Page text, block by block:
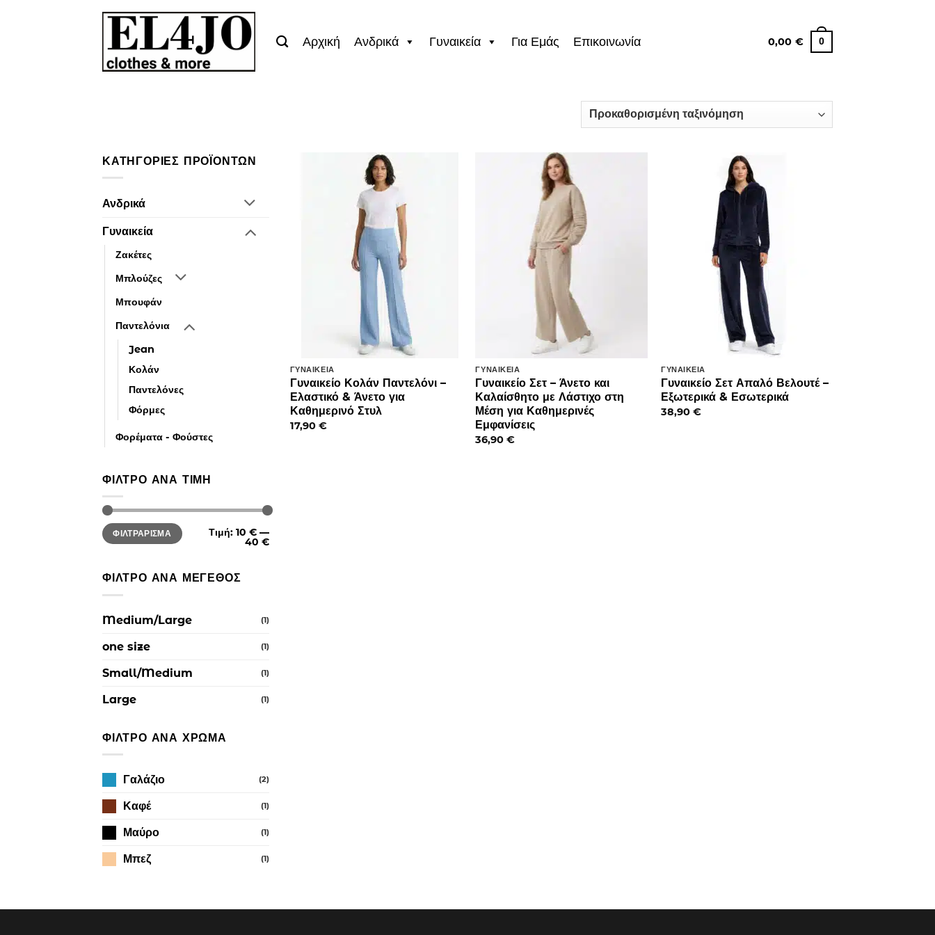
Αρχική Ανδρικά Γυναικεία Για Εμάς Επικοινωνία 0,00€ 0
ΚΑΤΗΓΟΡΊΕΣ ΠΡΟΪΌΝΤΩΝ
Ανδρικά
Γυναικεία
Ζακέτες
Μπλούζες
Μπουφάν
Παντελόνια
Jean
Κολάν
Παντελόνες
Φόρμες
Φορέματα - Φούστες
ΦΊΛΤΡΟ ΑΝΆ ΤΙΜΉ
Ελάχιστη
τιμή
Μέγιστη
τιμήΦΙΛΤΡΆΡΙΣΜΑ Τιμή: 10 € —
40 €
ΦΊΛΤΡΟ ΑΝΆ ΜΈΓΕΘΟΣ
Medium/Large (1)
one size (1)
Small/Medium (1)
Large (1)
ΦΊΛΤΡΟ ΑΝΆ ΧΡΏΜΑ
Γαλάζιο (2)
Καφέ (1)
Μαύρο (1)
Μπεζ (1)
ΓΥΝΑΙΚΕΊΑ
Γυναικείο Κολάν Παντελόνι –
Ελαστικό & Άνετο για
Καθημερινό Στυλ
17,90 €
ΓΥΝΑΙΚΕΊΑ
Γυναικείο Σετ – Άνετο και
Καλαίσθητο με Λάστιχο στη
Μέση για Καθημερινές
Εμφανίσεις
36,90€
ΓΥΝΑΙΚΕΊΑ
Γυναικείο Σετ Απαλό Βελουτέ –
Εξωτερικά & Εσωτερικά
38,90€